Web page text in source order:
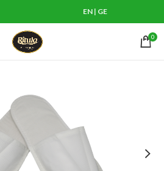
EN| GE
0